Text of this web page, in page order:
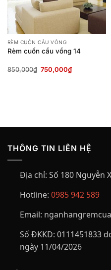
RÈM CUỐN CẦU VỒNG
Rèm cuốn cầu vồng 14
850,000₫ Giá
750,000₫Giá
hiện
THÔNG TIN LIÊN HỆ
Địa chỉ: Số 180 Nguyễn
Hotline: 0985 942 589
Email:
Số ĐKKD: 0111451833
ngày 11/04/2026